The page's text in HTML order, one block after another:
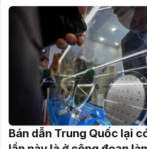
Bán dẫn Trung Quốc lại